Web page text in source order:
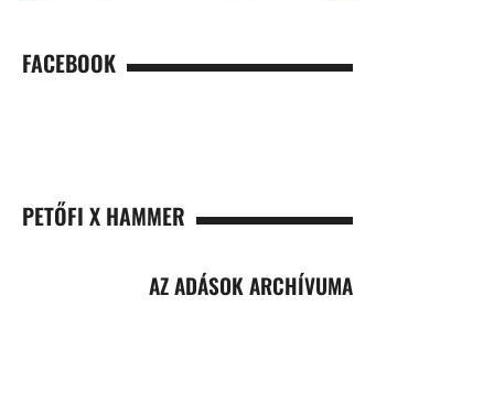
FACEBOOK
PETŐFI X HAMMER
AZ ADÁSOK ARCHÍVUMA